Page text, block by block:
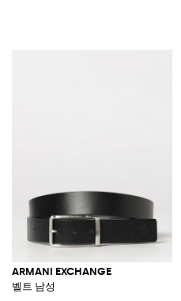
ARMANI EXCHANGE
벨트 남성